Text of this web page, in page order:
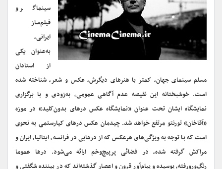
سینماگر و
فیلم‌ساز
ایرانی،
به‌عنوان یکی
از استادان
مسلم سینمای جهان، کمتر با هنرهای دیگرش، عکس و شعر، شناخته شده
است. خوشبختانه این نقیصه عدم آگاهی عمومی، به‌زودی و با برگزاری
نمایشگاه ایشان تحت عنوان «نمایشگاه عکس در‌های بدون‌کلید» در موزه
«آقاخان» تورنتو مرتفع خواهد شد. چیدمان عکس در‌های کیارستمی به نحوی
است که با توجه به ویژگی‌های هرعکس که از در‌هایی در فرانسه، ایتالیا، ایران و
مراکش گرفته شده، در فضائی پرپیچ‌وخم ارائه می‌شود. در‌ها عموما
رنگ‌ورورفته، پوسیده و پیام‌آور قرون و اعصار گذشته‌اند که در بیننده شگفتی و